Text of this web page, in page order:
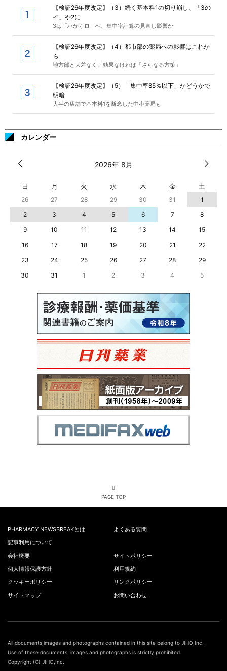
【検証26年度改定】（3）続く基本料1の切り崩し、「3の
イ」や2に
3は「ハからロ」へ、集中率計算の見直し影響か
【検証26年度改定】（4）都市部の薬局への影響はこれか
ら
地方部と大差なく、効果なければ「さらなる方策」
【検証26年度改定】（5）「集中率85％以下」かどうかで
明暗
大半の店舗で基本料1を断念した中小薬局も
カレンダー
2026年 8月
日 月 火 水 木 金 土
26 27 28 29 30 31
1
2
3 4 5 6 7
8
9
10 11 12 13 14
15
16
17 18 19 20 21
22
23
24 25 26 27 28
29
30
31 1 2 3 4 5
PAGE TOP
PHARMACY NEWSBREAKとは
よくある質問
記事利用について
会社概要
サイトポリシー
個人情報保護方針
利用規約
クッキーポリシー
リンクポリシー
サイトマップ
お問い合わせ
All documents,images and photographs contained in this site belong to JIHO,Inc.
Use of these documents, images and photographs is strictly prohibited.
Copyright (C) JIHO,Inc.